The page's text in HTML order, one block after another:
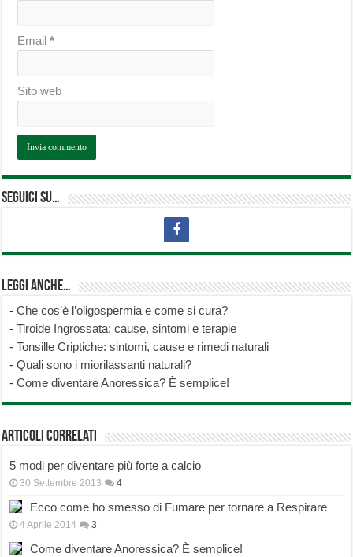
Email*
Sito web
Seguici su…
Leggi anche…
-Che cos’è l’oligospermia e come si cura?
-Tiroide Ingrossata: cause, sintomi e terapie
-Tonsille Criptiche: sintomi, cause e rimedi naturali
-Quali sono i miorilassanti naturali?
-Come diventare Anoressica? È semplice!
Articoli correlati
5 modi per diventare più forte a calcio
30 Settembre 2013 4
Ecco come ho smesso di Fumare per tornare a Respirare
4 Aprile 2014 3
Come diventare Anoressica? È semplice!